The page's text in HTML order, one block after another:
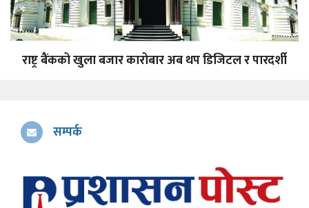
राष्ट्र बैंकको खुला बजार कारोबार अब थप डिजिटल र पारदर्शी
सम्पर्क